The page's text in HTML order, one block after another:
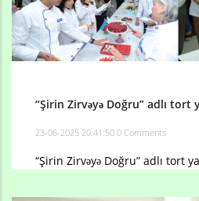
“Şirin Zirvəyə Doğru” adlı tort
23-06-2025 20:41:50 0 Comments
“Şirin Zirvəyə Doğru” adlı tort